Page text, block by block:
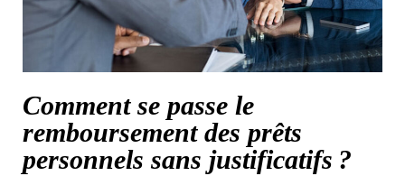
Comment se passe le
remboursement des prêts
personnels sans justificatifs ?